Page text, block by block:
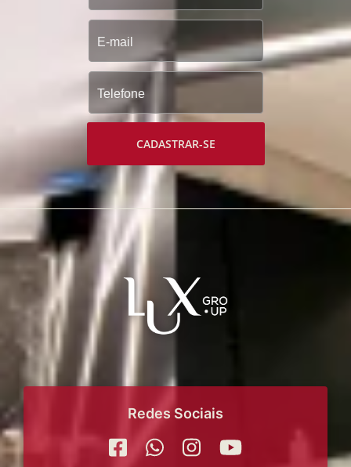
CADASTRAR-SE
Redes Sociais